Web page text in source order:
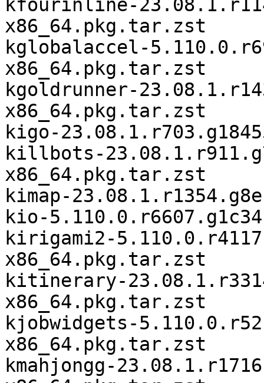
kfourinline-
x86_64.pkg.tar.zst
kglobalaccel-
x86_64.pkg.tar.zst
kgoldrunner-
x86_64.pkg.tar.zst
kigo-
killbots-
x86_64.pkg.tar.zst
kimap-
kio-
kirigami2-
x86_64.pkg.tar.zst
kitinerary-
x86_64.pkg.tar.zst
kjobwidgets-
x86_64.pkg.tar.zst
kmahjongg-